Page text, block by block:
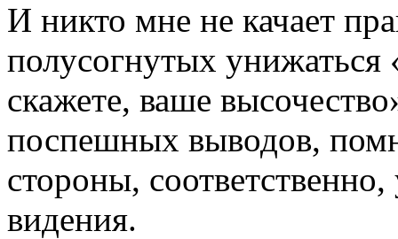
И никто мне не качает
полусогнутых унижаться
скажете, ваше
поспешных выводов,
стороны, соответственно,
видения.